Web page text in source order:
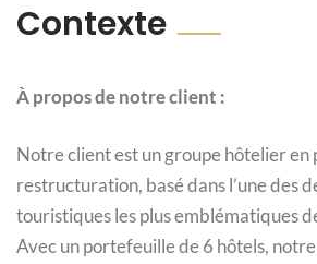
Contexte
À propos de notre client :
Notre client est un groupe hôtelier en
restructuration, basé dans l’une des
touristiques les plus emblématiques
Avec un portefeuille de 6 hôtels,